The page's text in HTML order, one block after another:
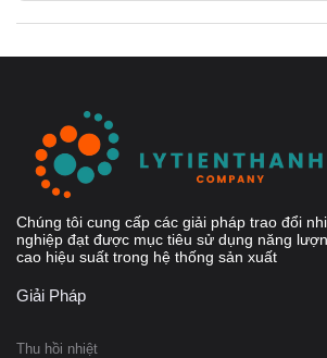
Chúng tôi cung cấp các giải pháp trao đổi
nghiệp đạt được mục tiêu sử dụng năng
cao hiệu suất trong hệ thống sản xuất
Giải Pháp
Thu hồi nhiệt